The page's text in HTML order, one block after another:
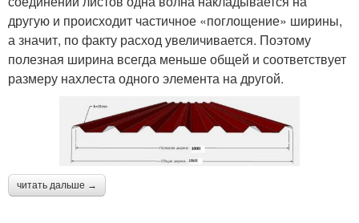
другую и происходит частичное «поглощение» ширины,
а значит, по факту расход увеличивается. Поэтому
полезная ширина всегда меньше общей и соответствует
размеру нахлеста одного элемента на другой.
читать дальше →